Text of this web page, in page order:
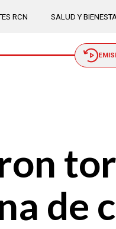
RCN SALUD Y
de